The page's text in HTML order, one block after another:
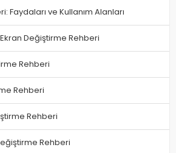
Faydaları ve Kullanım Alanları
Değiştirme Rehberi
Rehberi
Rehberi
Rehberi
Rehberi